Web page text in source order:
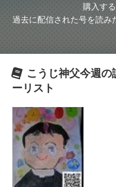
購入す
過去に配信された号を読み
こうじ神父今週
ーリスト